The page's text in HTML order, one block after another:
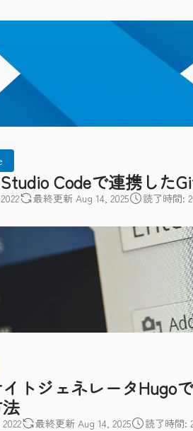
Codeで連携した
最終更新 Aug 14, 2025 読了時間:
トジェネレータHugo
最終更新 Aug 14, 2025 読了時間: